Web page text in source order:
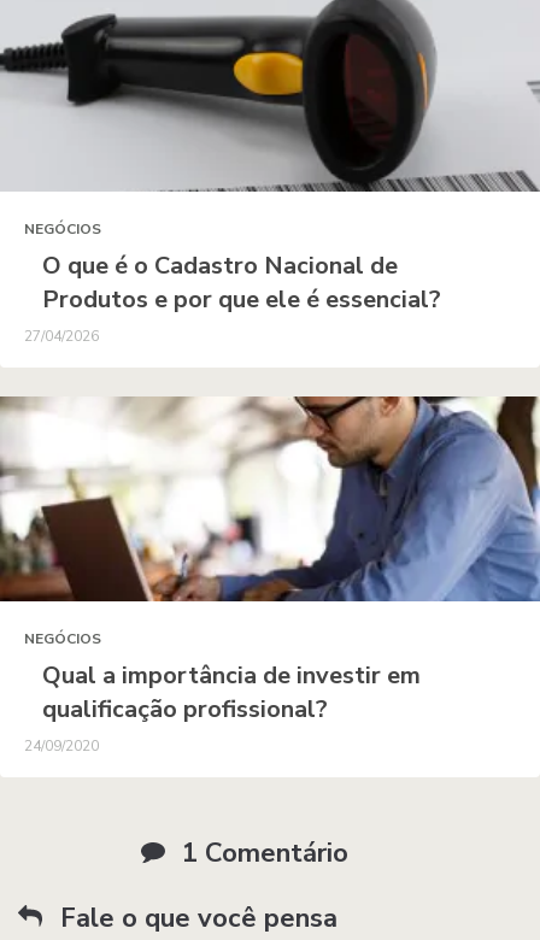
NEGÓCIOS
O que é o Cadastro Nacional de
Produtos e por que ele é essencial?
27/04/2026
NEGÓCIOS
Qual a importância de investir em
qualificação profissional?
24/09/2020
1 Comentário
Fale o que você pensa